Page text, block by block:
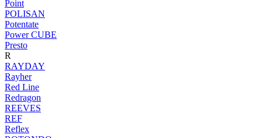
Point
POLISAN
Potentate
Power CUBE
Presto
R
RAYDAY
Rayher
Red Line
Redragon
REEVES
REF
Reflex